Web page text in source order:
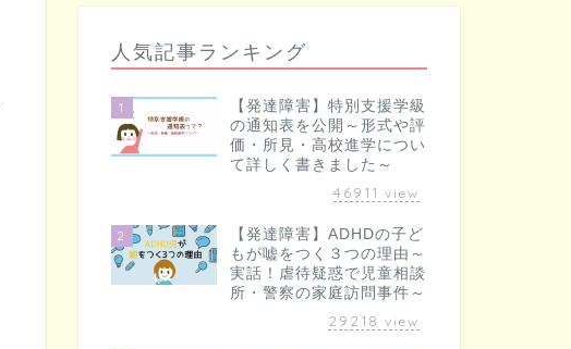
人気記事ランキング
1
【発達障害】特別支援学級
の通知表を公開～形式や評
価・所見・高校進学につい
て詳しく書きました～
46911 view
2
【発達障害】ADHDの子ど
もが嘘をつく３つの理由～
実話！虐待疑惑で児童相談
所・警察の家庭訪問事件～
29218 view